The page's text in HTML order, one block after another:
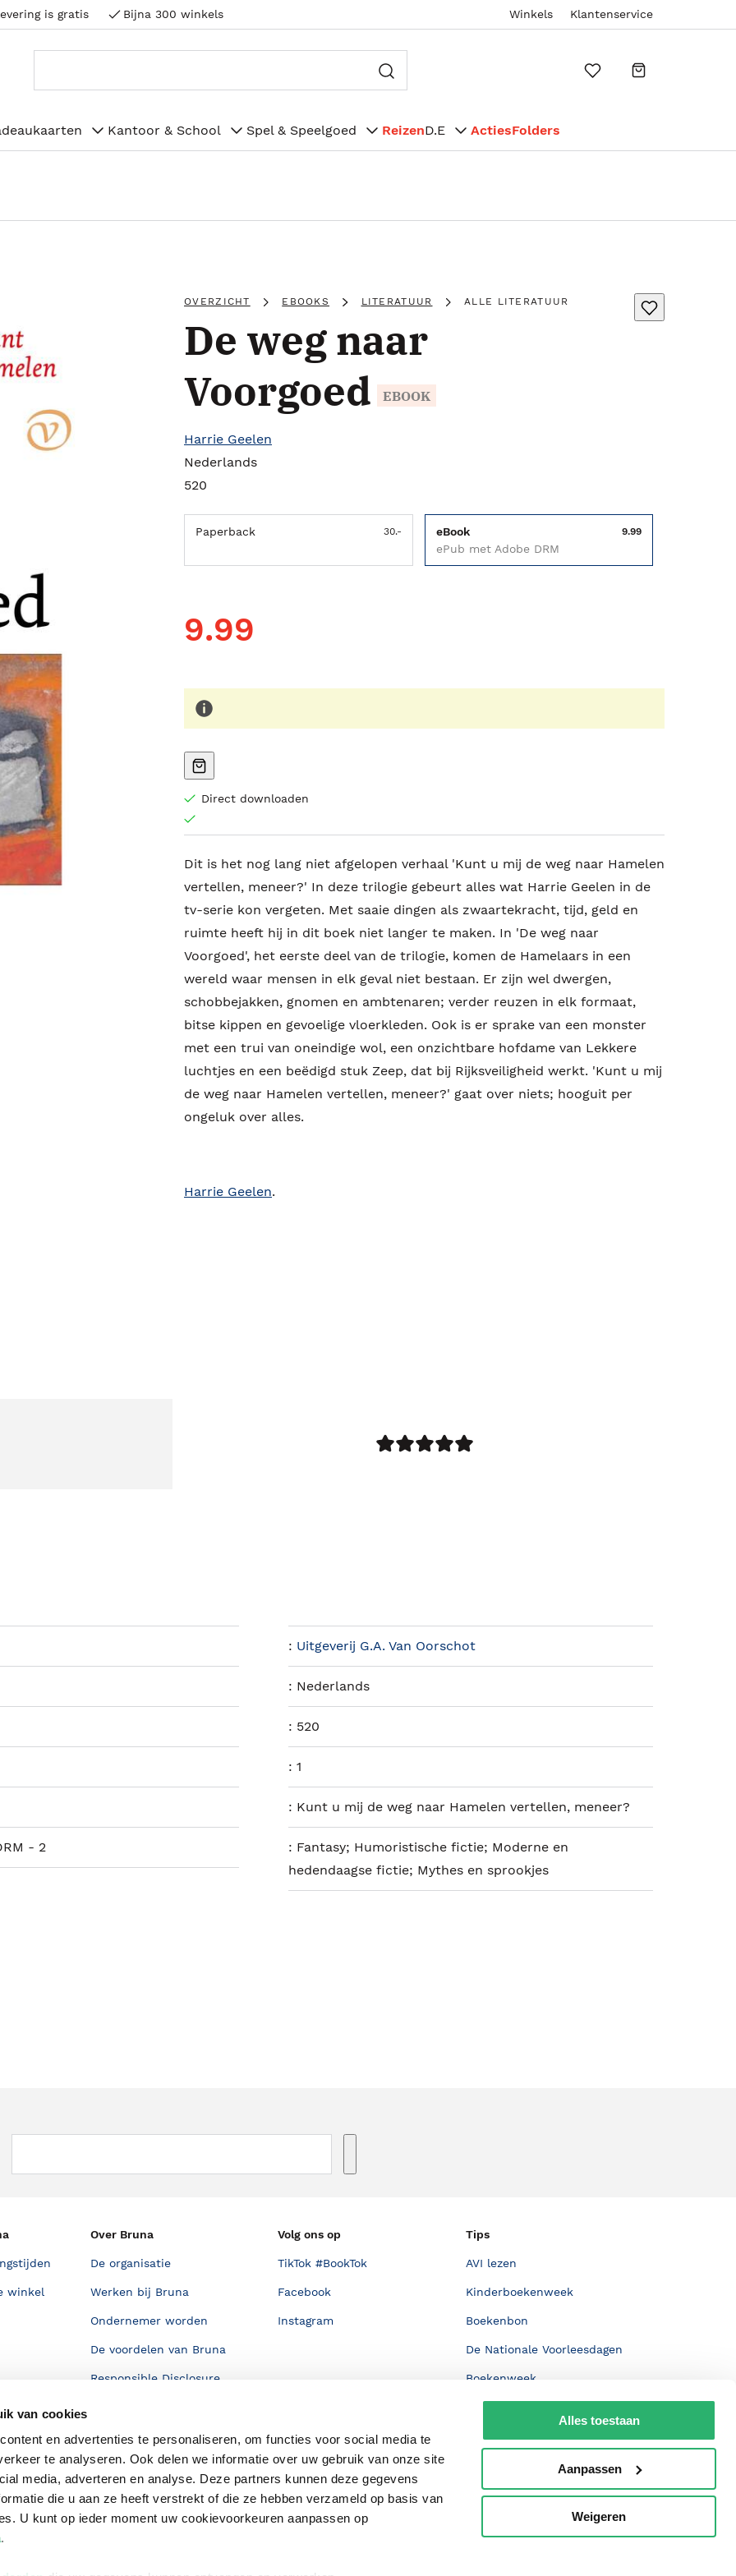
van cookies
en advertenties te personaliseren, om functies voor social media te
te analyseren. Ook delen we informatie over uw gebruik van onze site
media, adverteren en analyse. Deze partners kunnen deze gegevens
die u aan ze heeft verstrekt of die ze hebben verzameld op basis van
U kunt op ieder moment uw cookievoorkeuren aanpassen op
.
Alles toestaan
Aanpassen
Weigeren
is gratis Bijna 300 winkels Winkels Klantenservice
Kantoor & School Spel & Speelgoed ReizenD.E ActiesFolders
OVERZICHT EBOOKS LITERATUUR ALLE LITERATUUR
De weg naar
Voorgoed
EBOOK
Harrie Geelen
Nederlands
520
Paperback 30.- eBook 9.99
ePub met Adobe DRM
9.99
Direct downloaden
Dit is het nog lang niet afgelopen verhaal 'Kunt u mij de weg naar Hamelen
vertellen, meneer?' In deze trilogie gebeurt alles wat Harrie Geelen in de
tv-serie kon vergeten. Met saaie dingen als zwaartekracht, tijd, geld en
ruimte heeft hij in dit boek niet langer te maken. In 'De weg naar
Voorgoed', het eerste deel van de trilogie, komen de Hamelaars in een
wereld waar mensen in elk geval niet bestaan. Er zijn wel dwergen,
schobbejakken, gnomen en ambtenaren; verder reuzen in elk formaat,
bitse kippen en gevoelige vloerkleden. Ook is er sprake van een monster
met een trui van oneindige wol, een onzichtbare hofdame van Lekkere
luchtjes en een beëdigd stuk Zeep, dat bij Rijksveiligheid werkt. 'Kunt u mij
de weg naar Hamelen vertellen, meneer?' gaat over niets; hooguit per
ongeluk over alles.
Harrie Geelen.
: Uitgeverij G.A. Van Oorschot
: Nederlands
: 520
:1
: Kunt u mij de weg naar Hamelen vertellen, meneer?
- 2 : Fantasy; Humoristische fictie; Moderne en
hedendaagse fictie; Mythes en sprookjes
winkel
Over Bruna
De organisatie
Werken bij Bruna
Ondernemer worden
De voordelen van Bruna
Responsible Disclosure
Discriminerende boeken
Volg ons op
TikTok #BookTok
Facebook
Instagram
Tips
AVI lezen
Kinderboekenweek
Boekenbon
De Nationale Voorleesdagen
Boekenweek